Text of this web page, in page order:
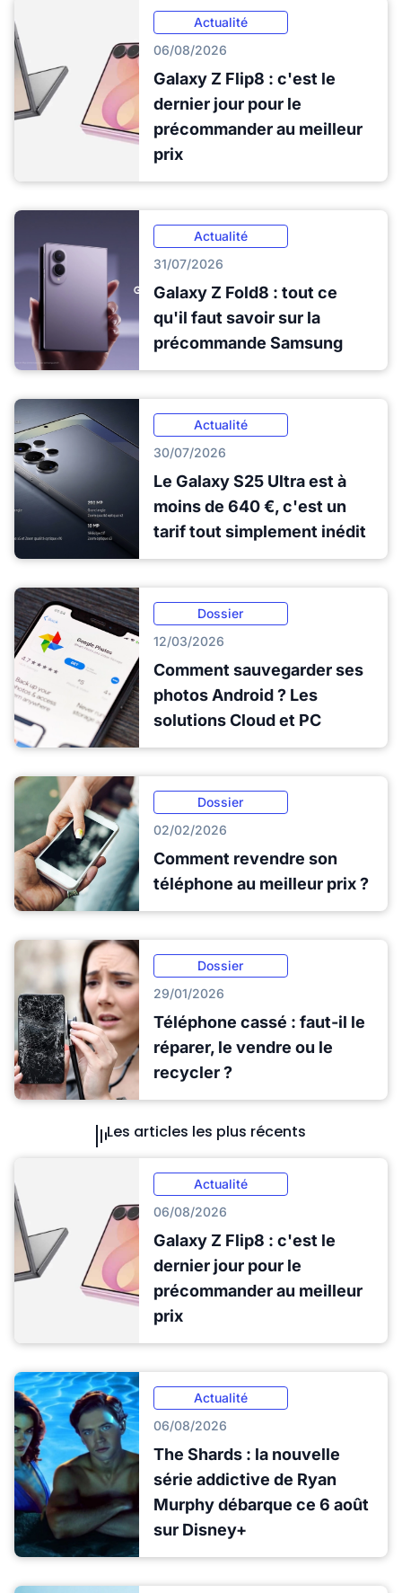
Actualité
06/08/2026
Galaxy Z Flip8 : c'est le
dernier jour pour le
précommander au meilleur
prix
Actualité
31/07/2026
Galaxy Z Fold8 : tout ce
qu'il faut savoir sur la
précommande Samsung
Actualité
30/07/2026
Le Galaxy S25 Ultra est à
moins de 640 €, c'est un
tarif tout simplement inédit
Dossier
12/03/2026
Comment sauvegarder ses
photos Android ? Les
solutions Cloud et PC
Dossier
02/02/2026
Comment revendre son
téléphone au meilleur prix ?
Dossier
29/01/2026
Téléphone cassé : faut-il le
réparer, le vendre ou le
recycler ?
Les articles les plus récents
Actualité
06/08/2026
Galaxy Z Flip8 : c'est le
dernier jour pour le
précommander au meilleur
prix
Actualité
06/08/2026
The Shards : la nouvelle
série addictive de Ryan
Murphy débarque ce 6 août
sur Disney+